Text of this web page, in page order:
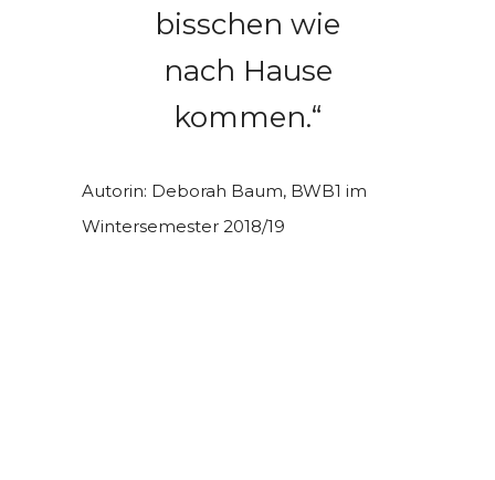
bisschen wie
nach Hause
kommen.“
Autorin: Deborah Baum, BWB1 im
Wintersemester 2018/19